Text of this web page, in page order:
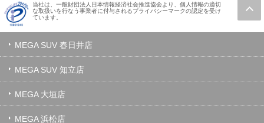
当社は、一般財団法人日本情報経済社会推進協会より、個人情報の適切
な取扱いを行なう事業者に付与されるプライバシーマークの認定を受け
ています。
MEGA SUV 春日井店
MEGA SUV 知立店
MEGA 大垣店
MEGA 浜松店